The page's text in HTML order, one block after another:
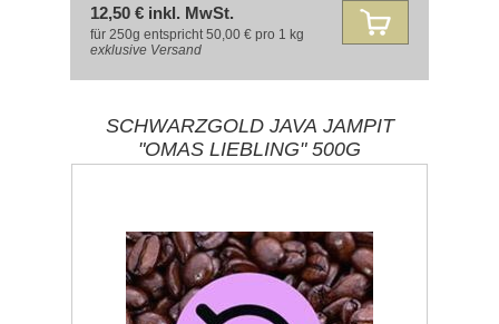
12,50 € inkl. MwSt.
für 250g entspricht 50,00 € pro 1 kg
exklusive Versand
SCHWARZGOLD JAVA JAMPIT
"OMAS LIEBLING" 500G